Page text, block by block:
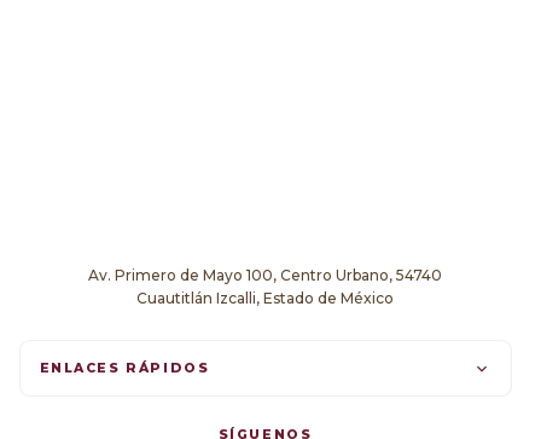
Av. Primero de Mayo 100, Centro Urbano, 54740
Cuautitlán Izcalli, Estado de México
ENLACES RÁPIDOS
SÍGUENOS